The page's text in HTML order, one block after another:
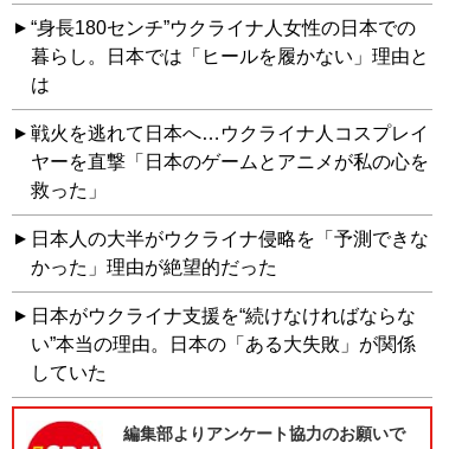
“身長180センチ”ウクライナ人女性の日本での
暮らし。日本では「ヒールを履かない」理由と
は
戦火を逃れて日本へ…ウクライナ人コスプレイ
ヤーを直撃「日本のゲームとアニメが私の心を
救った」
日本人の大半がウクライナ侵略を「予測できな
かった」理由が絶望的だった
日本がウクライナ支援を“続けなければならな
い”本当の理由。日本の「ある大失敗」が関係
していた